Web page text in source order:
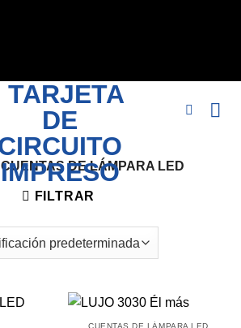
CUENTAS DE LÁMPARA LED
FILTRAR
CUENTAS DE LÁMPARA LED